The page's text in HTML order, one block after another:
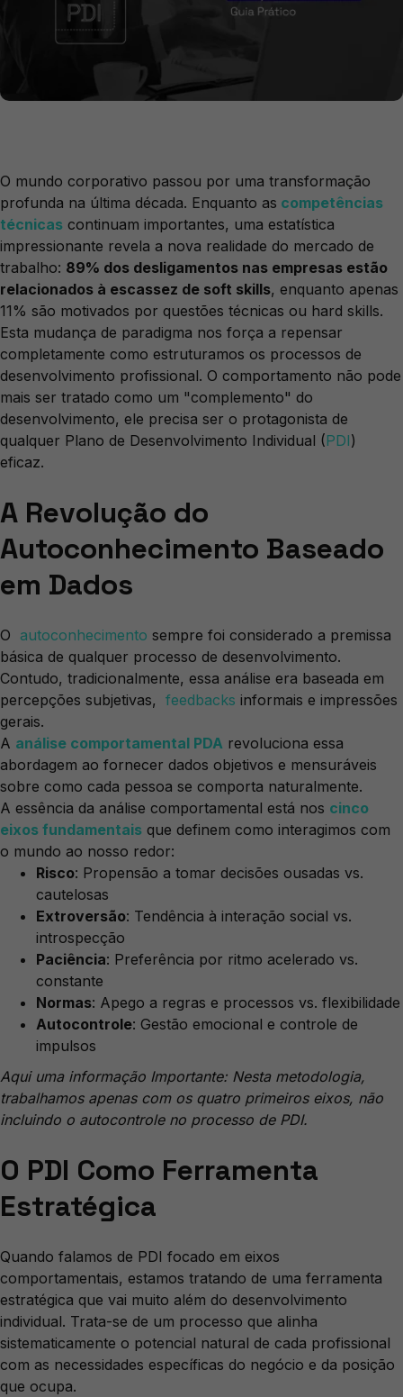
O mundo corporativo passou por uma transformação
profunda na última década. Enquanto as competências
técnicas continuam importantes, uma estatística
impressionante revela a nova realidade do mercado de
trabalho: 89% dos desligamentos nas empresas estão
relacionados à escassez de soft skills, enquanto apenas
11% são motivados por questões técnicas ou hard skills.
Esta mudança de paradigma nos força a repensar
completamente como estruturamos os processos de
desenvolvimento profissional. O comportamento não pode
mais ser tratado como um "complemento" do
desenvolvimento, ele precisa ser o protagonista de
qualquer Plano de Desenvolvimento Individual (PDI)
eficaz.
A Revolução do
Autoconhecimento Baseado
em Dados
O autoconhecimento sempre foi considerado a premissa
básica de qualquer processo de desenvolvimento.
Contudo, tradicionalmente, essa análise era baseada em
percepções subjetivas, feedbacks informais e impressões
gerais.
A análise comportamental PDA revoluciona essa
abordagem ao fornecer dados objetivos e mensuráveis
sobre como cada pessoa se comporta naturalmente.
A essência da análise comportamental está nos cinco
eixos fundamentais que definem como interagimos com
o mundo ao nosso redor:
Risco: Propensão a tomar decisões ousadas vs.
cautelosas
Extroversão: Tendência à interação social vs.
introspecção
Paciência: Preferência por ritmo acelerado vs.
constante
Normas: Apego a regras e processos vs. flexibilidade
Autocontrole: Gestão emocional e controle de
impulsos
Aqui uma informação Importante: Nesta metodologia,
trabalhamos apenas com os quatro primeiros eixos, não
incluindo o autocontrole no processo de PDI.
O PDI Como Ferramenta
Estratégica
Quando falamos de PDI focado em eixos
comportamentais, estamos tratando de uma ferramenta
estratégica que vai muito além do desenvolvimento
individual. Trata-se de um processo que alinha
sistematicamente o potencial natural de cada profissional
com as necessidades específicas do negócio e da posição
que ocupa.